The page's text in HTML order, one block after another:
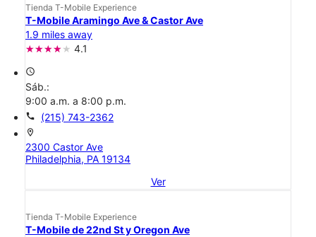
Tienda T-Mobile Experience
T-Mobile Aramingo Ave & Castor Ave
1.9 miles away
4.1
access_time
Sáb.:
9:00 a.m. a 8:00 p.m.
call (215) 743-2362
location_on
2300 Castor Ave
Philadelphia, PA 19134
Ver
Tienda T-Mobile Experience
T-Mobile de 22nd St y Oregon Ave